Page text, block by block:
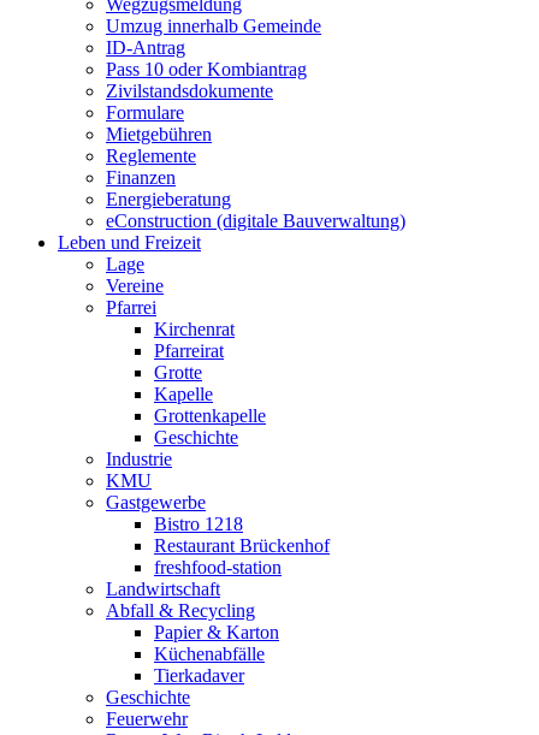
Umzug innerhalb Gemeinde
ID-Antrag
Pass 10 oder Kombiantrag
Zivilstandsdokumente
Formulare
Mietgebühren
Reglemente
Finanzen
Energieberatung
eConstruction (digitale Bauverwaltung)
Leben und Freizeit
Lage
Vereine
Pfarrei
Kirchenrat
Pfarreirat
Grotte
Kapelle
Grottenkapelle
Geschichte
Industrie
KMU
Gastgewerbe
Bistro 1218
Restaurant Brückenhof
freshfood-station
Landwirtschaft
Abfall & Recycling
Papier & Karton
Küchenabfälle
Tierkadaver
Geschichte
Feuerwehr